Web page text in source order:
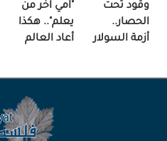
وقود تحت
الحصار..
أزمة السولار
"أمي آخر من
يعلم".. هكذا
أعاد العالم